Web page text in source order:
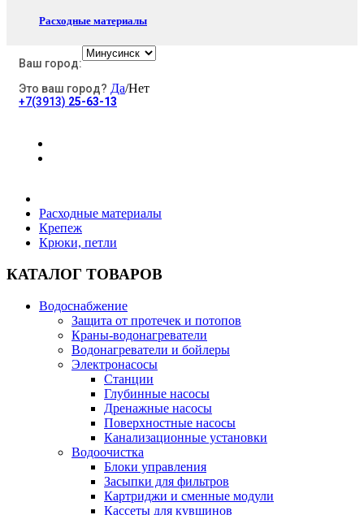
Расходные материалы
Электротовары
Строительные товары
Все для бани
Полезные статьи
Ваш город:
Это ваш город? Да/Нет
+7(3913) 25-63-13
Расходные материалы
Крепеж
Крюки, петли
КАТАЛОГ ТОВАРОВ
Водоснабжение
Защита от протечек и потопов
Краны-водонагреватели
Водонагреватели и бойлеры
Электронасосы
Станции
Глубинные насосы
Дренажные насосы
Поверхностные насосы
Канализационные установки
Водоочистка
Блоки управления
Засыпки для фильтров
Картриджи и сменные модули
Кассеты для кувшинов